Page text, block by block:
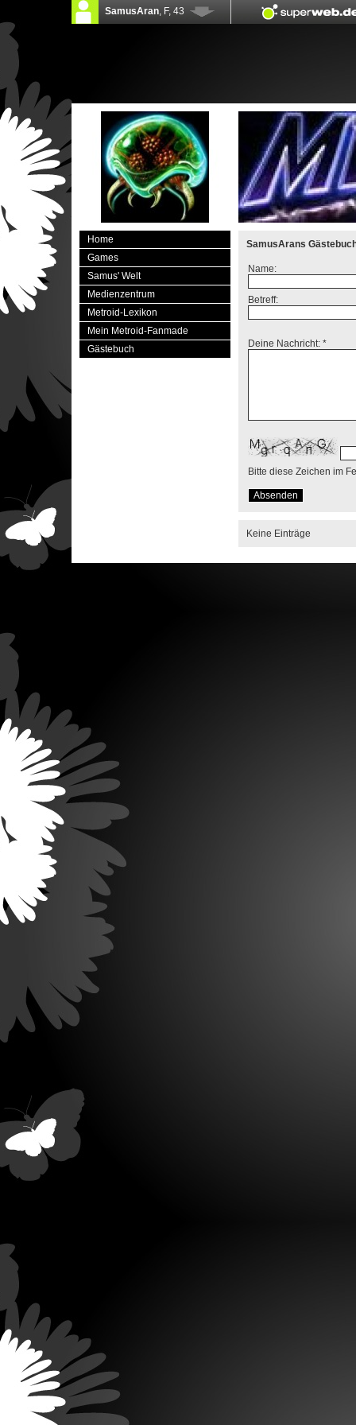
Home
Games
Samus' Welt
Medienzentrum
Metroid-Lexikon
Mein Metroid-Fanmade
Gästebuch
SamusArans
Name:
Betreff:
Deine Nachricht: *
Bitte diese Zeichen im
Keine Einträge